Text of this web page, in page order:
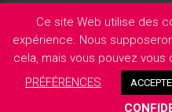
pierre-
Ce site Web utilise des
expérience. Nous
cela, mais vous pouvez
PRÉFÉRENCES